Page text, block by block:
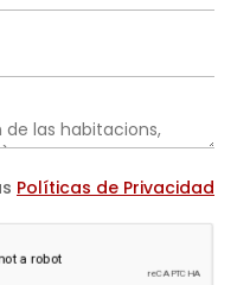
Políticas de Privacidad